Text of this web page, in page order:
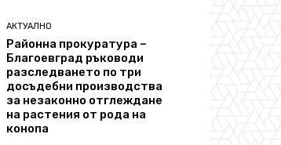
АКТУАЛНО
Районна прокуратура –
Благоевград ръководи
разследването по три
досъдебни производства
за незаконно отглеждане
на растения от рода на
конопа